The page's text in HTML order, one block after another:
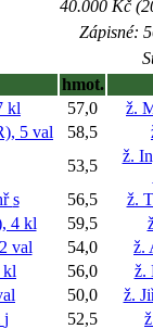
40.000 Kč
Zápisné:
hmot.
kl 57,0
ž.
5 val 58,5
53,5
ž.
s 56,5
ž.
4 kl 59,5
val 54,0
ž.
56,0
ž.
50,0
ž.
j 52,5